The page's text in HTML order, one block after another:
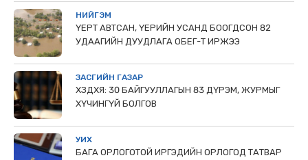
НИЙГЭМ
ҮЕРТ АВТСАН, ҮЕРИЙН УСАНД БООГДСОН 82
УДААГИЙН ДУУДЛАГА ОБЕГ-Т ИРЖЭЭ
ЗАСГИЙН ГАЗАР
ХЗДХЯ: 30 БАЙГУУЛЛАГЫН 83 ДҮРЭМ, ЖУРМЫГ
ХҮЧИНГҮЙ БОЛГОВ
УИХ
БАГА ОРЛОГОТОЙ ИРГЭДИЙН ОРЛОГОД ТАТВАР